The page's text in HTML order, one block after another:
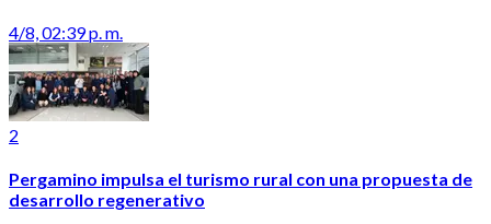
4/8, 02:39 p. m.
2
Pergamino impulsa el turismo rural con una propuesta de
desarrollo regenerativo